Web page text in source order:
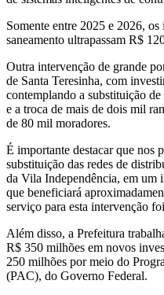
Somente entre 2025 e 2026,
saneamento ultrapassam R$
Outra intervenção de grande
de Santa Teresinha, com
contemplando a substituição
e a troca de mais de dois mil
de 80 mil moradores.
É importante destacar que nos
substituição das redes de
da Vila Independência, em um
que beneficiará
serviço para esta intervenção
Além disso, a Prefeitura
R$ 350 milhões em novos
250 milhões por meio do
(PAC), do Governo Federal.